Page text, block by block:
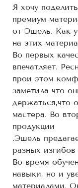
Я хочу
премиум
от Эшель. Как
на этих
Во первых
впечатляет.
прои этом
заметила что
держаться,что
мастера. Во
продукции
.Эшель
разных
Во время
навыки, но и
материалами.